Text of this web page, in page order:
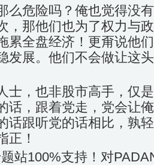
么危险吗？俺也觉得没
，那他们也为了权力与
累全盘经济！更甭说他
发展。他们不会做让这
士，也非股市高手，仅
话，跟着党走，党会让
话跟听党的话相比，孰
正！
站100%支持！对